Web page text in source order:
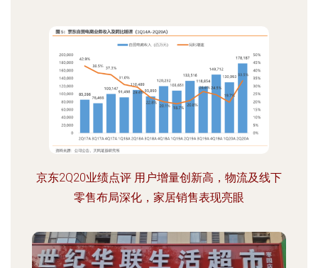
京东2Q20业绩点评 用户增量创新高，物流及线下
零售布局深化，家居销售表现亮眼